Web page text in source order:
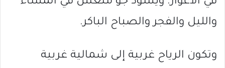
والليل والفجر والصباح الباكر.
وتكون الرياح غربية إلى شمالية غربية